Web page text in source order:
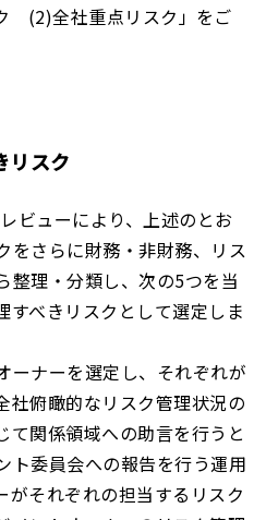
(2)全社重点リスク」をご
リスク
ビューにより、上述のとお
をさらに財務・非財務、リス
整理・分類し、次の5つを当
すべきリスクとして選定しま
ーナーを選定し、それぞれが
社俯瞰的なリスク管理状況の
て関係領域への助言を行うと
ト委員会への報告を行う運用
がそれぞれの担当するリスク